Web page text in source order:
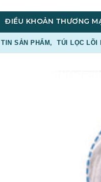
ĐIỀU KHOẢN THƯƠNG
SẢN PHẨM, TÚI LỌC LÕI